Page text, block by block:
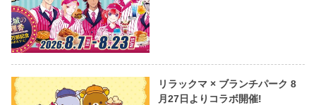
リラックマ × ブランチパーク 8
月27日よりコラボ開催!